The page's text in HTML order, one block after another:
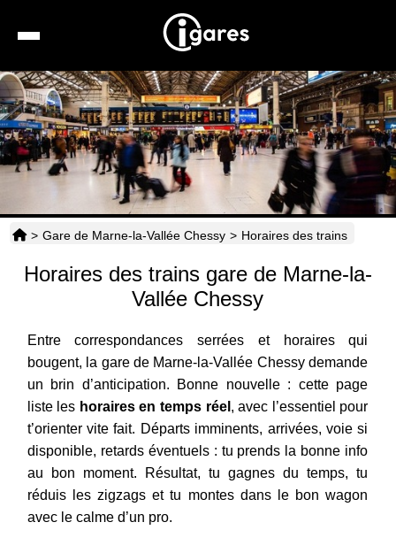
Recherche
Location de voiture
Hôtels
Transports
Horaires
> Gare de Marne-la-Vallée Chessy > Horaires des trains
Horaires des trains gare de Marne-la-
Vallée Chessy
Entre correspondances serrées et horaires qui
bougent, la gare de Marne-la-Vallée Chessy demande
un brin d’anticipation. Bonne nouvelle : cette page
liste les horaires en temps réel , avec l’essentiel pour
t’orienter vite fait. Départs imminents, arrivées, voie si
disponible, retards éventuels : tu prends la bonne info
au bon moment. Résultat, tu gagnes du temps, tu
réduis les zigzags et tu montes dans le bon wagon
avec le calme d’un pro.